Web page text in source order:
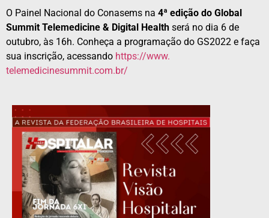
O Painel Nacional do Conasems na 4ª edição do Global
Summit Telemedicine & Digital Health será no dia 6 de
outubro, às 16h. Conheça a programação do GS2022 e faça
sua inscrição, acessando https://www.
telemedicinesummit.com.br/